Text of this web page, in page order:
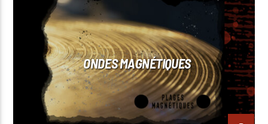
ONDES MAGNÉTIQUES